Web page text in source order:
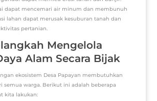
dapat mencemari air minum dan membunuh
lahan dapat merusak kesuburan tanah dan
pertanian.
Mengelola
Alam Secara Bijak
ekosistem Desa Papayan membutuhkan
semua warga. Berikut ini adalah beberapa
kita lakukan: